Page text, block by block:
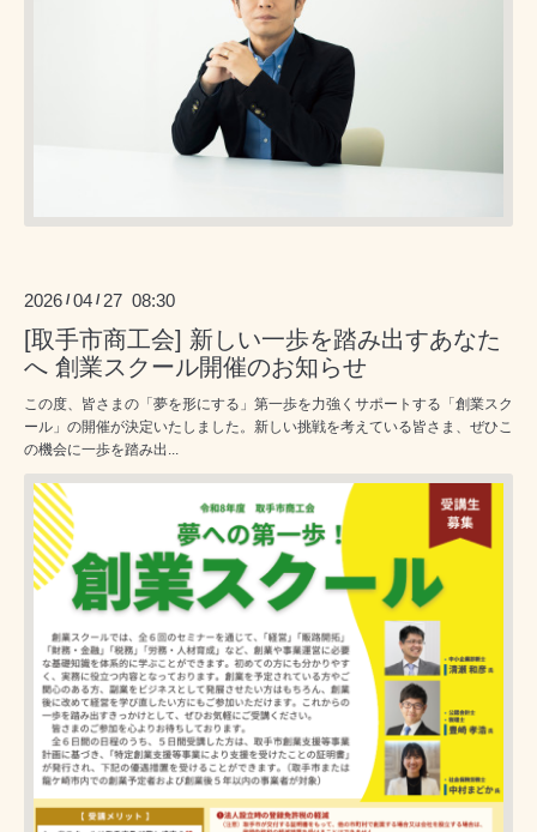
2026 /04 / 27 08:30
[取手市商工会] 新しい一歩を踏み出すあなた
へ 創業スクール開催のお知らせ
この度、皆さまの「夢を形にする」第一歩を力強くサポートする「創業スク
ール」の開催が決定いたしました。新しい挑戦を考えている皆さま、ぜひこ
の機会に一歩を踏み出...